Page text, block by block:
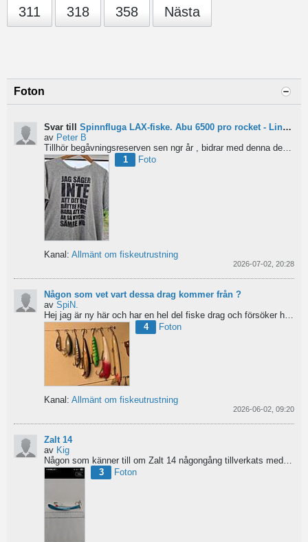
311 318 358 Nästa
Foton
Svar till Spinnfluga LAX-fiske. Abu 6500 pro rocket - Lina för kort?
av Peter B
Tillhör begåvningsreserven sen ngr år , bidrar med denna devis.
1
Foto
Kanal: Allmänt om fiskeutrustning
2026-07-02, 20:28
Någon som vet vart dessa drag kommer från ?
av SpiN.
4
Foton
Kanal: Allmänt om fiskeutrustning
2026-06-02, 09:20
Zalt 14
av Kig
Någon som känner till om Zalt 14 någongång tillverkats med fenor?
3
Foton